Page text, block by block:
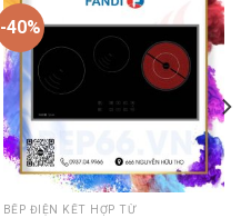
-40%
BẾP ĐIỆN KẾT HỢP TỪ